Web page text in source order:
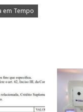
em Tempo